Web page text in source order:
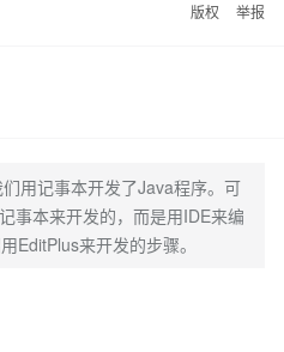
版权 举报
用记事本开发了Java程序。可
事本来开发的，而是用IDE来编
EditPlus来开发的步骤。